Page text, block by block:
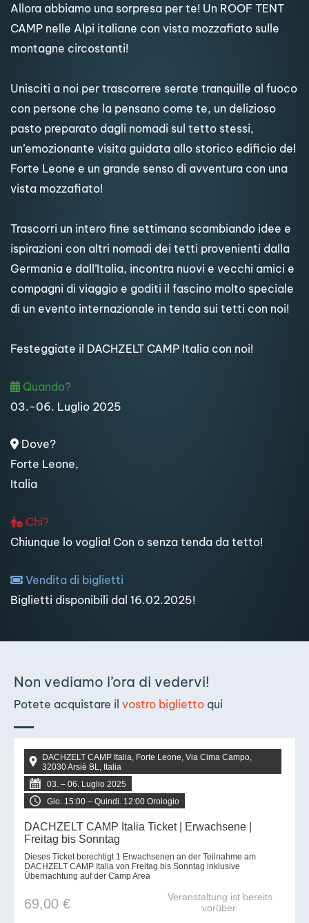
Allora abbiamo una sorpresa per te! Un ROOF TENT
CAMP nelle Alpi italiane con vista mozzafiato sulle
montagne circostanti!
Unisciti a noi per trascorrere serate tranquille al fuoco
con persone che la pensano come te, un delizioso
pasto preparato dagli nomadi sul tetto stessi,
un’emozionante visita guidata allo storico edificio del
Forte Leone e un grande senso di avventura con una
vista mozzafiato!
Trascorri un intero fine settimana scambiando idee e
ispirazioni con altri nomadi dei tetti provenienti dalla
Germania e dall’Italia, incontra nuovi e vecchi amici e
compagni di viaggio e goditi il fascino molto speciale
di un evento internazionale in tenda sui tetti con noi!
Festeggiate il DACHZELT CAMP Italia con noi!
Quando?
03.-06. Luglio 2025
Dove?
Forte Leone,
Italia
Chi?
Chiunque lo voglia! Con o senza tenda da tetto!
Vendita di biglietti
Biglietti disponibili dal 16.02.2025!
Non vediamo l’ora di vedervi!
Potete acquistare il vostro biglietto qui